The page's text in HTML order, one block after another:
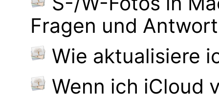
Fragen und
Wie aktualisiere
Wenn ich iCloud